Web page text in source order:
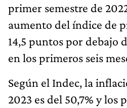
primer semestre de
aumento del índice de
14,5 puntos por debajo
en los primeros seis
Según el Indec, la
2023 es del 50,7% y los